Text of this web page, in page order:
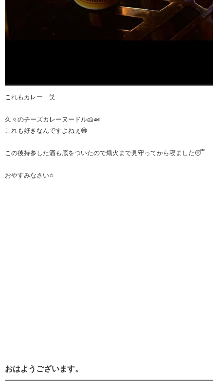
これもカレー 笑
久々のチーズカレーヌードル🧀🍛
これも好きなんですよねぇ😁
この後持参した酒も底をついたので熾火まで見守ってから寝ました😴
おやすみなさい⭐
おはようございます。